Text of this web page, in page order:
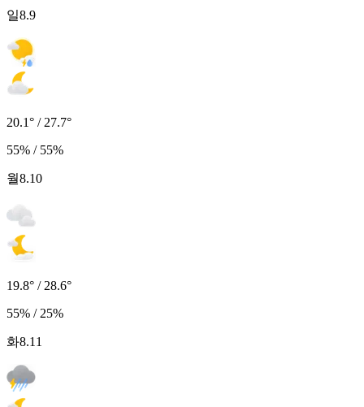
일8.9
20.1° / 27.7°
55% / 55%
월8.10
19.8° / 28.6°
55% / 25%
화8.11